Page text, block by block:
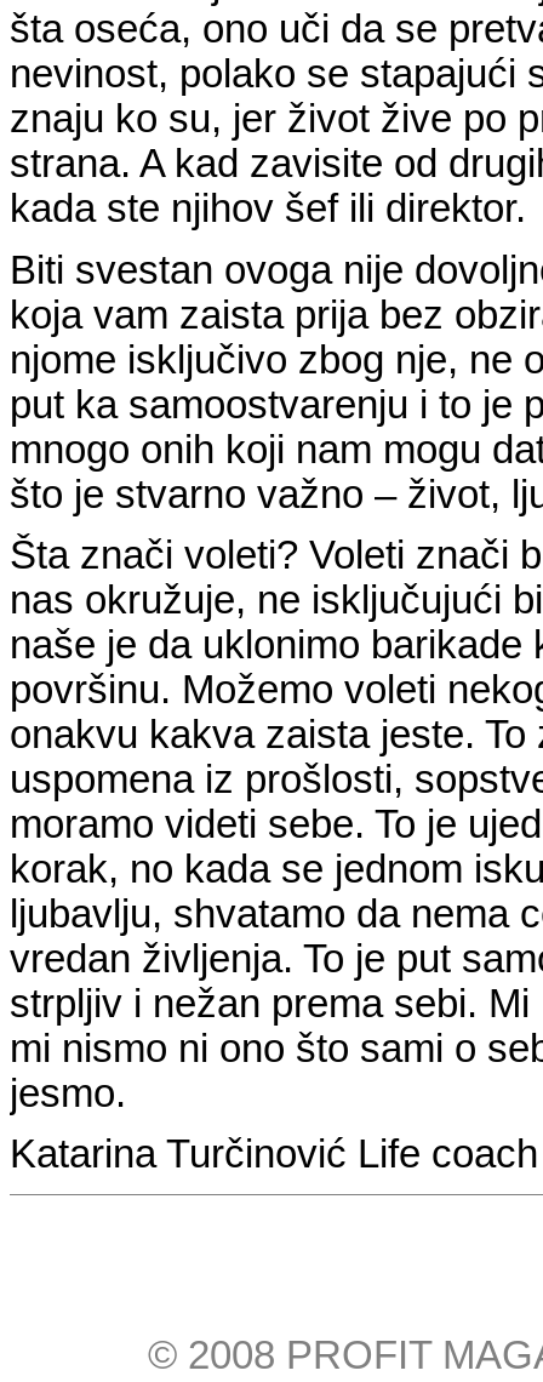
šta oseća, ono uči da se
nevinost, polako se stapajući
znaju ko su, jer život žive po
strana. A kad zavisite od
kada ste njihov šef ili direktor.
Biti svestan ovoga nije
koja vam zaista prija bez
njome isključivo zbog nje, ne
put ka samoostvarenju i to je
mnogo onih koji nam mogu
što je stvarno važno – život,
Šta znači voleti? Voleti znači
nas okružuje, ne isključujući
naše je da uklonimo
površinu. Možemo voleti
onakvu kakva zaista jeste.
uspomena iz prošlosti,
moramo videti sebe. To je
korak, no kada se jednom
ljubavlju, shvatamo da nema
vredan življenja. To je put
strpljiv i nežan prema sebi.
mi nismo ni ono što sami o
jesmo.
Katarina Turčinović Life coach
© 2008 PROFIT